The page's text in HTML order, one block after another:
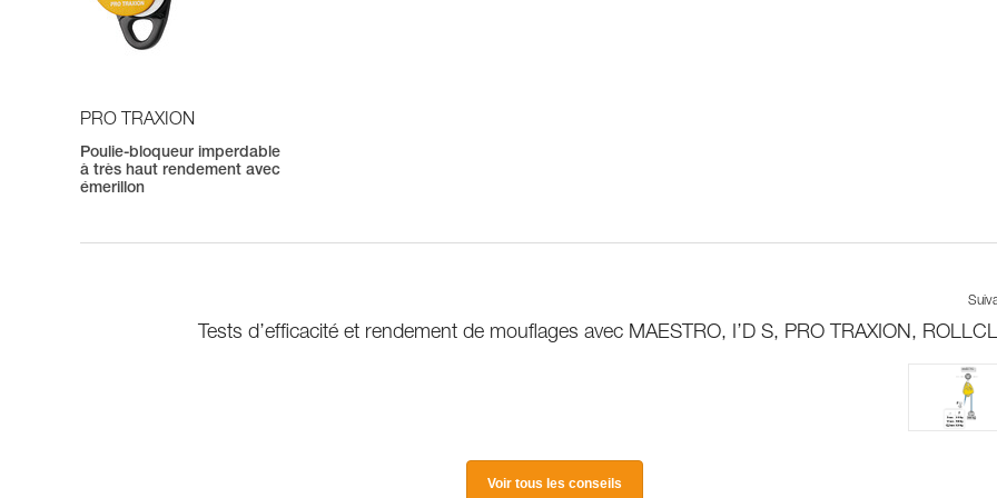
PRO TRAXION
Poulie-bloqueur imperdable
à très haut rendement avec
émerillon
Tests d’efficacité et rendement de mouflages avec MAESTRO, I’D S, PRO TRAXION,
Voir tous les conseils